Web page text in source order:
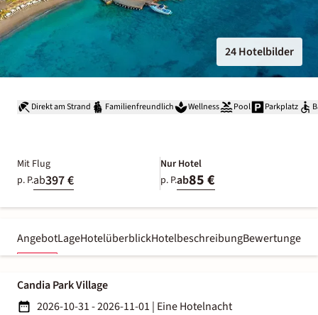
24 Hotelbilder
Direkt am Strand Familienfreundlich Wellness Pool Parkplatz
Mit Flug
p. P.ab397 €
Nur Hotel
p. P.ab85 €
AngebotLageHotelüberblickHotelbeschreibungBewertungen
Candia Park Village
2026-10-31 - 2026-11-01 | Eine Hotelnacht